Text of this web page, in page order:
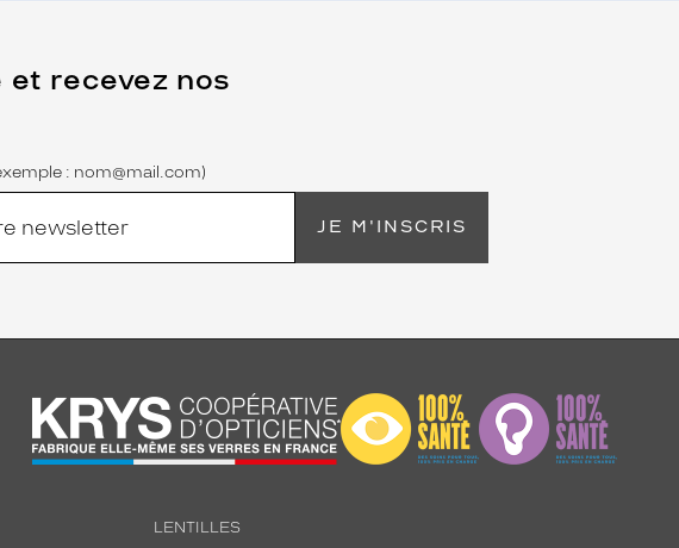
recevez nos
: nom@mail.com)
JE M'INSCRIS
LENTILLES